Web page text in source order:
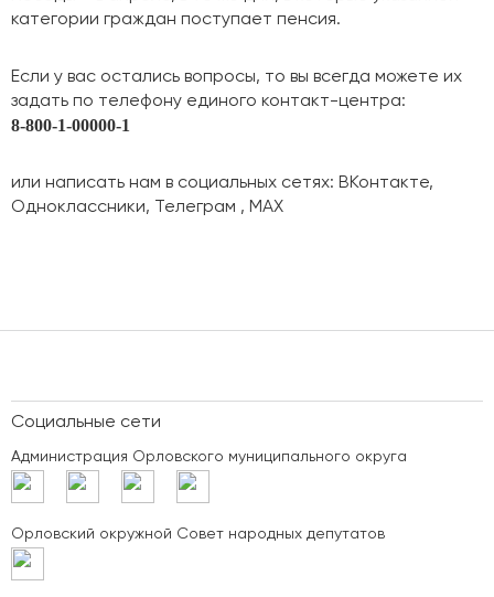
категории граждан поступает пенсия.
Если у вас остались вопросы, то вы всегда можете их
задать по телефону единого контакт-центра:
8-800-1-00000-1
или написать нам в социальных сетях: ВКонтакте,
Одноклассники, Телеграм , МАХ
Социальные сети
Администрация Орловского муниципального округа
Орловский окружной Совет народных депутатов